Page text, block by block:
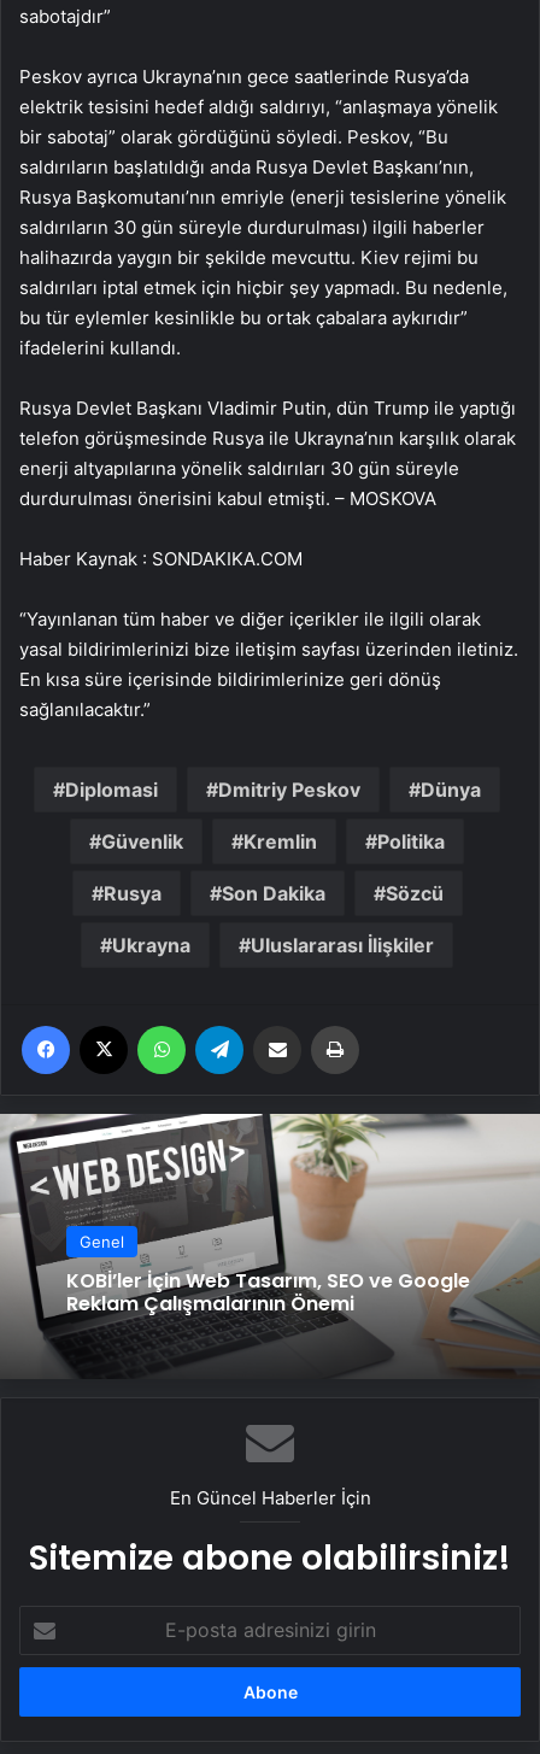
sabotajdır”
Peskov ayrıca Ukrayna’nın gece saatlerinde Rusya’da
elektrik tesisini hedef aldığı saldırıyı, “anlaşmaya yönelik
bir sabotaj” olarak gördüğünü söyledi. Peskov, “Bu
saldırıların başlatıldığı anda Rusya Devlet Başkanı’nın,
Rusya Başkomutanı’nın emriyle (enerji tesislerine yönelik
saldırıların 30 gün süreyle durdurulması) ilgili haberler
halihazırda yaygın bir şekilde mevcuttu. Kiev rejimi bu
saldırıları iptal etmek için hiçbir şey yapmadı. Bu nedenle,
bu tür eylemler kesinlikle bu ortak çabalara aykırıdır”
ifadelerini kullandı.
Rusya Devlet Başkanı Vladimir Putin, dün Trump ile yaptığı
telefon görüşmesinde Rusya ile Ukrayna’nın karşılık olarak
enerji altyapılarına yönelik saldırıları 30 gün süreyle
durdurulması önerisini kabul etmişti. – MOSKOVA
Haber Kaynak : SONDAKIKA.COM
“Yayınlanan tüm haber ve diğer içerikler ile ilgili olarak
yasal bildirimlerinizi bize iletişim sayfası üzerinden iletiniz.
En kısa süre içerisinde bildirimlerinize geri dönüş
sağlanılacaktır.”
Diplomasi Dmitriy Peskov Dünya
Güvenlik Kremlin Politika
Rusya Son Dakika Sözcü
Ukrayna Uluslararası İlişkiler
Facebook WhatsApp Email'den paylaş
Genel
KOBİ’ler İçin Web Tasarım, SEO ve Google
Reklam Çalışmalarının Önemi
En Güncel Haberler İçin
Sitemize abone olabilirsiniz!
posta
adresinizi